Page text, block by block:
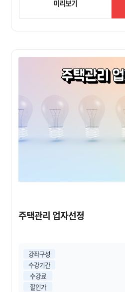
미리보기
주택관리 업자선정
강좌구성
수강기간
수강료
할인가